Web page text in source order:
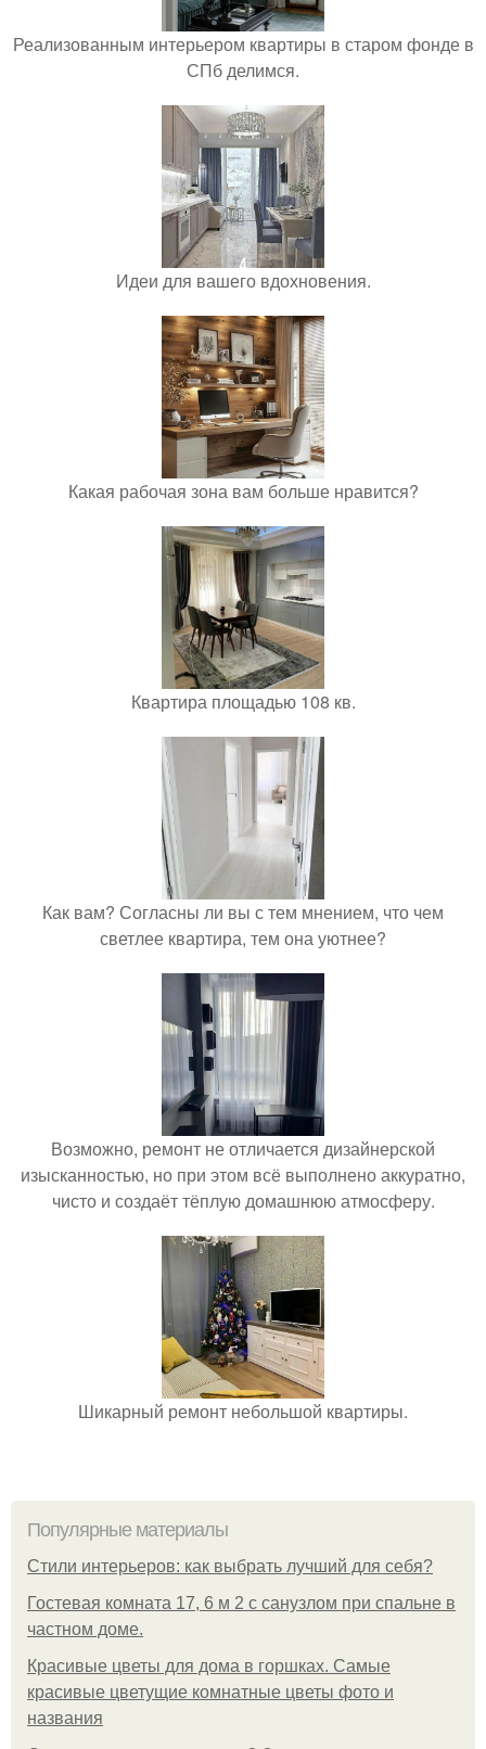
Реализованным интерьером квартиры в старом фонде в
СПб делимся.
Идеи для вашего вдохновения.
Какая рабочая зона вам больше нравится?
Квартира площадью 108 кв.
Как вам? Согласны ли вы с тем мнением, что чем
светлее квартира, тем она уютнее?
Возможно, ремонт не отличается дизайнерской
изысканностью, но при этом всё выполнено аккуратно,
чисто и создаёт тёплую домашнюю атмосферу.
Шикарный ремонт небольшой квартиры.
Популярные материалы
Стили интерьеров: как выбрать лучший для себя?
Гостевая комната 17, 6 м 2 с санузлом при спальне в
частном доме.
Красивые цветы для дома в горшках. Самые
красивые цветущие комнатные цветы фото и
названия